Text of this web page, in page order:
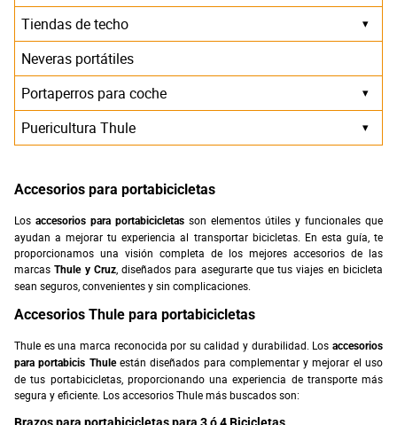
Tiendas de techo ▾
Neveras portátiles
Portaperros para coche
▾
Puericultura Thule ▾
Accesorios para portabicicletas
Los accesorios para portabicicletas son elementos útiles y funcionales que
ayudan a mejorar tu experiencia al transportar bicicletas. En esta guía, te
proporcionamos una visión completa de los mejores accesorios de las
marcas Thule y Cruz, diseñados para asegurarte que tus viajes en bicicleta
sean seguros, convenientes y sin complicaciones.
Accesorios Thule para portabicicletas
Thule es una marca reconocida por su calidad y durabilidad. Los accesorios
para portabicis Thuleestán diseñados para complementar y mejorar el uso
de tus portabicicletas, proporcionando una experiencia de transporte más
segura y eficiente. Los accesorios Thule más buscados son: